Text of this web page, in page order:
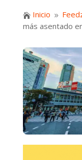
 Inicio 9
más asentado